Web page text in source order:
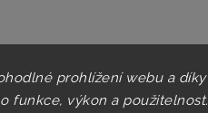
prohlížení webu a díky
funkce, výkon a použitelnost.